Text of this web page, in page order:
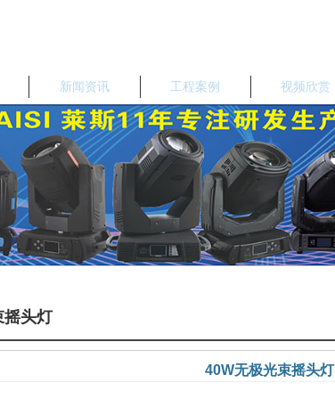
新闻资讯 工程案例 视频欣赏
摇头灯
40W无极光束摇头灯